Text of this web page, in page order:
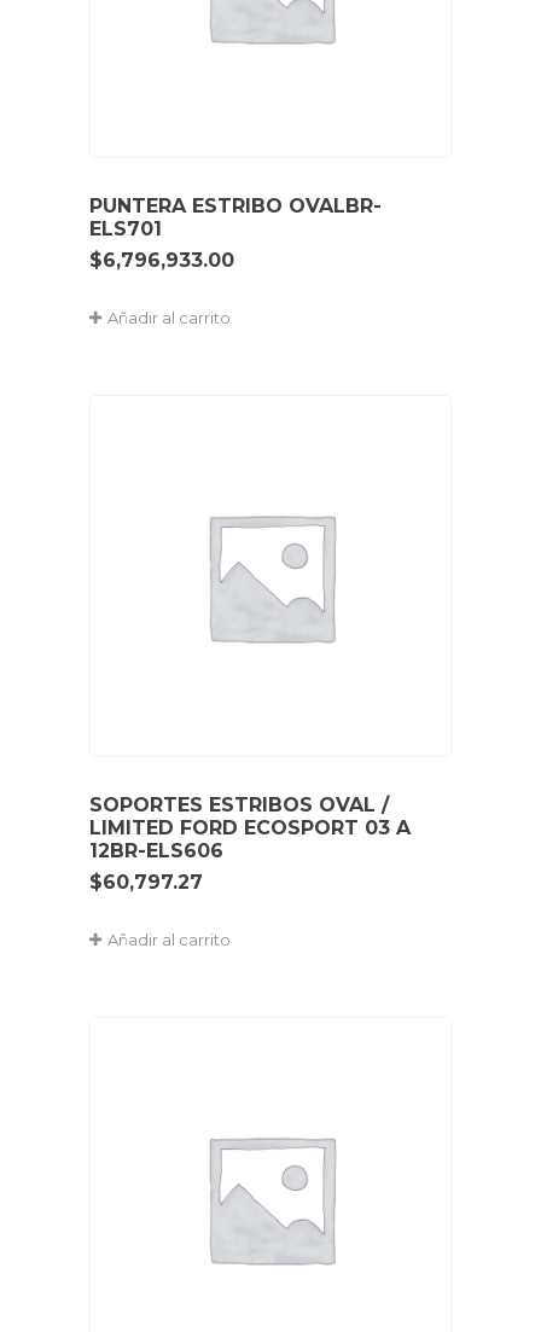
PUNTERA ESTRIBO OVALBR-
ELS701
$6,796,933.00
Añadir al carrito
SOPORTES ESTRIBOS OVAL /
LIMITED FORD ECOSPORT 03 A
12BR-ELS606
$60,797.27
Añadir al carrito